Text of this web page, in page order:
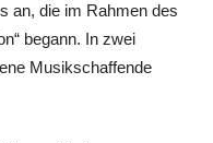
an, die im Rahmen des
begann. In zwei
Musikschaffende